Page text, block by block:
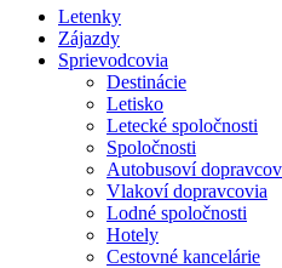
Letenky
Zájazdy
Sprievodcovia
Destinácie
Letisko
Letecké spoločnosti
Spoločnosti
Autobusoví
Vlakoví dopravcovia
Lodné spoločnosti
Hotely
Cestovné kancelárie